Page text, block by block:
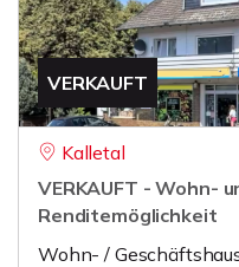
VERKAUFT
Kalletal
VERKAUFT - Wohn-
Renditemöglichkeit
Wohn- /